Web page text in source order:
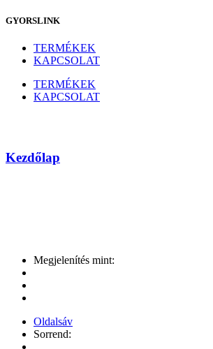
GYORSLINK
TERMÉKEK
KAPCSOLAT
TERMÉKEK
KAPCSOLAT
Kezdőlap
Megjelenítés mint:
Oldalsáv
Sorrend: